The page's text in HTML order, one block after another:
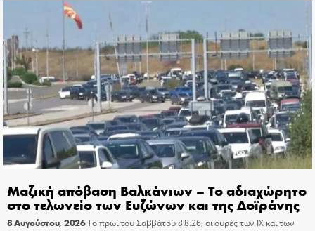
Μαζική απόβαση Βαλκάνιων – Το αδιαχώρητο
στο τελωνείο των Ευζώνων και της Δοϊράνης
8 Αυγούστου, 2026Το πρωί του Σαββάτου 8.8.26, οι ουρές των ΙΧ και των